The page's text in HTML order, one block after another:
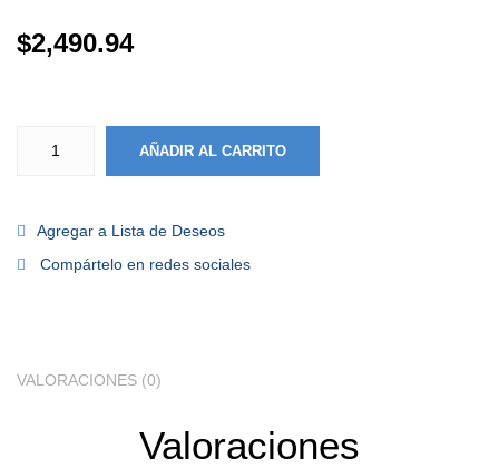
$2,490.94
AÑADIR AL CARRITO
Agregar a Lista de Deseos
Compártelo en redes sociales
VALORACIONES (0)
Valoraciones